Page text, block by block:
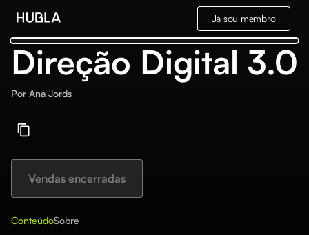
Já sou membro
Direção Digital 3.0
Por Ana Jords
Vendas encerradas
ConteúdoSobre